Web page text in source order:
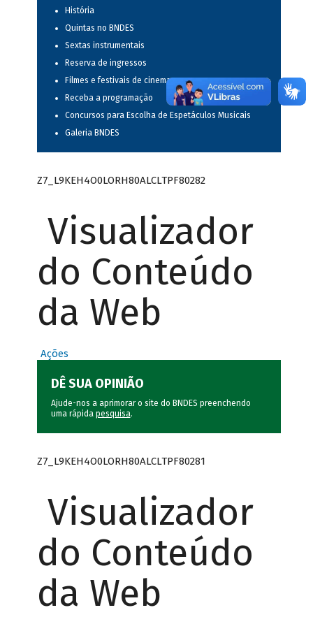
História
Quintas no BNDES
Sextas instrumentais
Reserva de ingressos
Filmes e festivais de cinema
Receba a programação
Concursos para Escolha de Espetáculos Musicais
Galeria BNDES
Z7_L9KEH4O0LORH80ALCLTPF80282
Visualizador
do Conteúdo
da Web
Ações
DÊ SUA OPINIÃO
Ajude-nos a aprimorar o site do BNDES preenchendo
uma rápida pesquisa.
Z7_L9KEH4O0LORH80ALCLTPF80281
Visualizador
do Conteúdo
da Web